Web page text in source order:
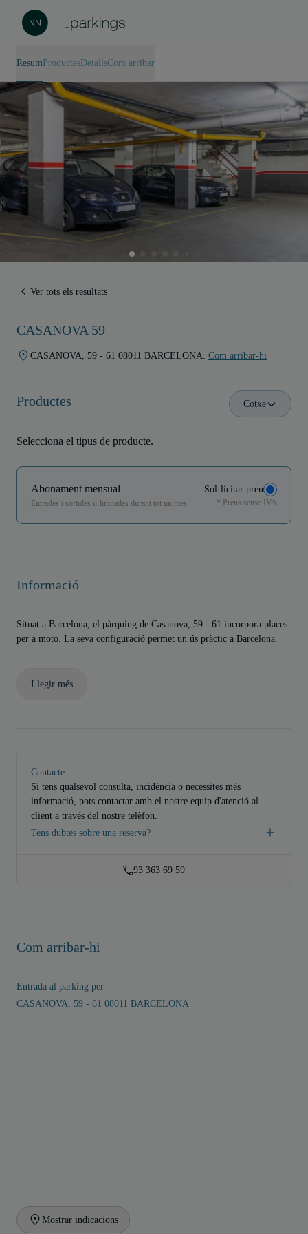
Resum Productes DetallsCom arribar
Ver tots els resultats
CASANOVA 59
CASANOVA, 59 - 61 08011 BARCELONA. Com arribar-hi
Productes
Selecciona el tipus de producte.
Cotxe
Abonament mensual
Entrades i sortides il·limitades durant tot un mes.
Sol·licitar preu
* Preus sense IVA
Informació
Situat a Barcelona, el pàrquing de Casanova, 59 - 61 incorpora places
per a moto. La seva configuració permet un ús pràctic a Barcelona.
Llegir més
Contacte
Si tens qualsevol consulta, incidència o necessites més
informació, pots contactar amb el nostre equip d'atenció al
client a través del nostre telèfon.
Tens dubtes sobre una reserva?
93 363 69 59
Com arribar-hi
Entrada al parking per
CASANOVA, 59 - 61 08011 BARCELONA
Mostrar indicacions